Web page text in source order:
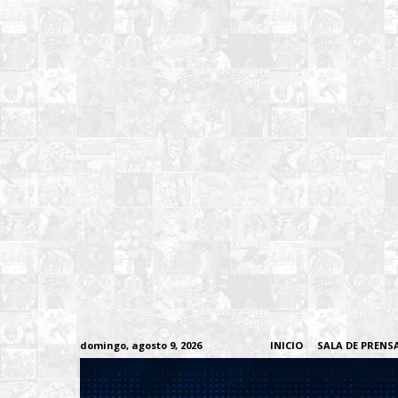
domingo, agosto 9, 2026 INICIO SALA DE